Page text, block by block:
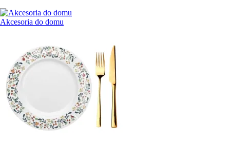
Akcesoria do domu